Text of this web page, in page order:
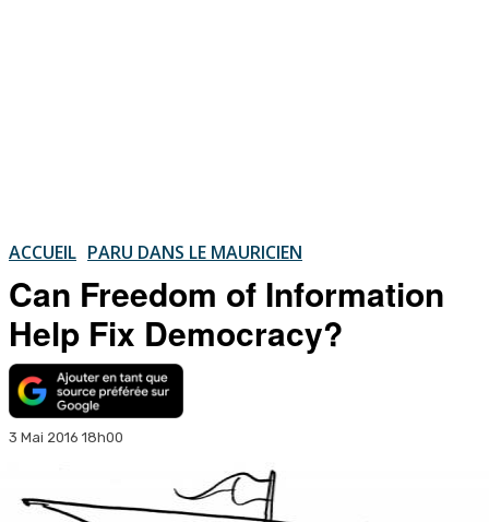
ACCUEIL PARU DANS LE MAURICIEN
Can Freedom of Information
Help Fix Democracy?
3 Mai 2016 18h00